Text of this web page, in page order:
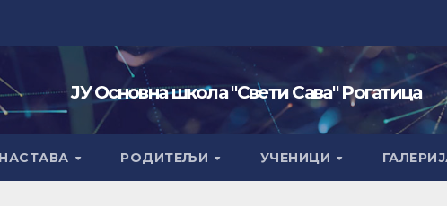
ЈУ Основна школа "Свети Сава" Рогатица
НАСТАВА РОДИТЕЉИ УЧЕНИЦИ